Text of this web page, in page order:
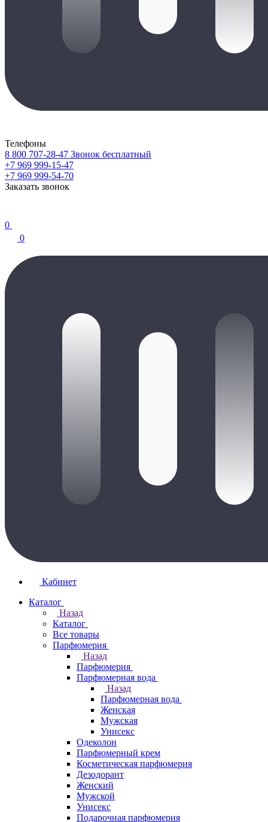
Телефоны
8 800 707-28-47 Звонок бесплатный
+7 969 999-15-47
+7 969 999-54-70
Заказать звонок
0
0
Кабинет
Каталог
Назад
Каталог
Все товары
Парфюмерия
Назад
Парфюмерия
Парфюмерная вода
Назад
Парфюмерная вода
Женская
Мужская
Унисекс
Одеколон
Парфюмерный крем
Косметическая парфюмерия
Дезодорант
Женский
Мужской
Унисекс
Подарочная парфюмерия